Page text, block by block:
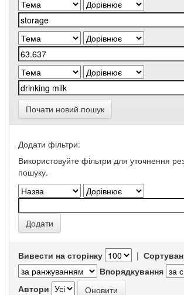
Почати новий пошук
Додати фільтри:
Використовуйте фільтри для уточнення
пошуку.
Вивести на сторінку |
Впорядкування
Автори